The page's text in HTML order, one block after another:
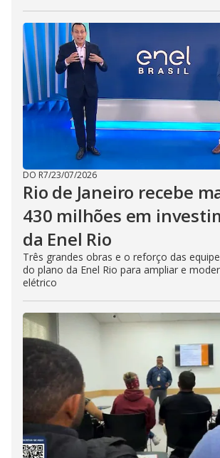
DO R7/23/07/2026
Rio de Janeiro recebe
430 milhões em
da Enel Rio
Três grandes obras e o reforço das
do plano da Enel Rio para ampliar e
elétrico